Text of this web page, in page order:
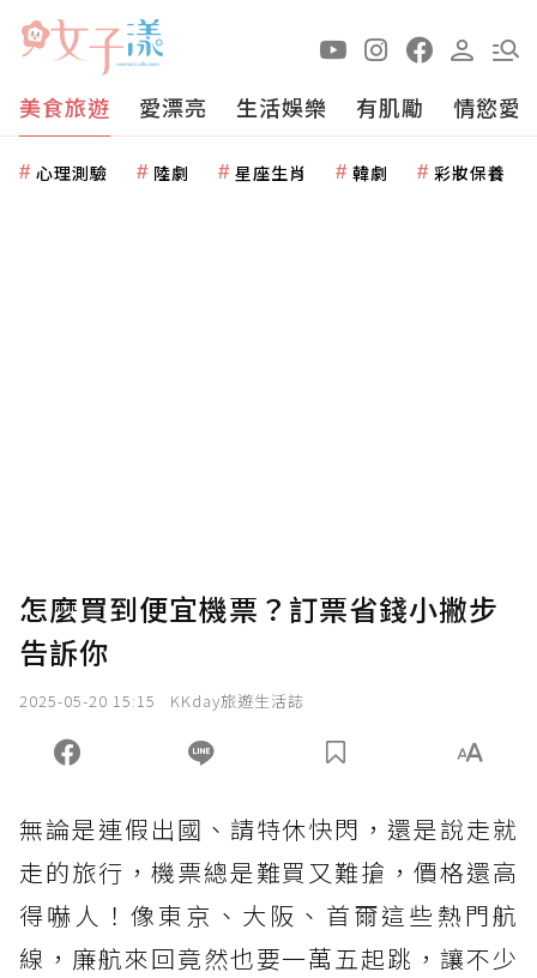
美食旅遊 愛漂亮 生活娛樂 有肌勵 情慾愛
心理測驗 陸劇 星座生肖 韓劇 彩妝保養
怎麼買到便宜機票？訂票省錢小撇步
告訴你
2025-05-20 15:15 KKday旅遊生活誌
無論是連假出國、請特休快閃，還是說走就
走的旅行，機票總是難買又難搶，價格還高
得嚇人！像東京、大阪、首爾這些熱門航
線，廉航來回竟然也要一萬五起跳，讓不少